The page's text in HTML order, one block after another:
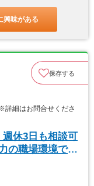
興味がある
保存する
細はお問合せくださ
週休3日も相談可
の職場環境で